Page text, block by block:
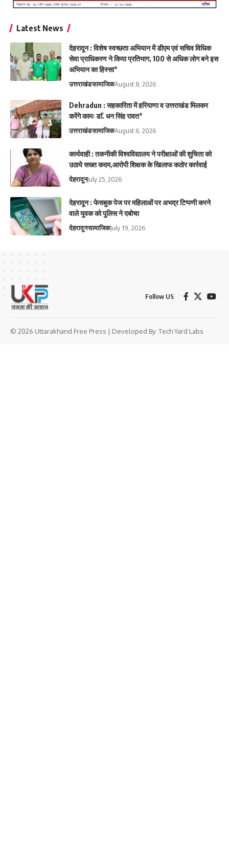
Latest News
देहरादून : विशेष स्वच्छता अभियान में डीएम एवं सचिव विधिक
सेवा प्राधिकरण ने किया प्रतिभाग, 100 से अधिक लोग बने इस
अभियान का हिस्सा*
उत्तराखंडसामाजिकAugust 8, 2026
Dehradun : सहकारिता में हरियाणा व उत्तराखंड मिलकर
करेंगे कामः डाॅ. धन सिंह रावत*
उत्तराखंडसामाजिकAugust 6, 2026
कार्यवाही : तकनीकी विश्वविद्यालय ने परीक्षाओं की शुचिता को
उठाये सख्त कदम,आरोपी शिक्षक के खिलाफ कठोर कार्रवाई
देहरादूनJuly 25, 2026
देहरादून : फेसबुक पेज पर महिलाओं पर अभद्र टिप्पणी करने
वाले युवक को पुलिस ने दबोचा
देहरादूनसामाजिकJuly 19, 2026
Follow US
© 2026 Uttarakhand Free Press | Developed By: Tech Yard Labs